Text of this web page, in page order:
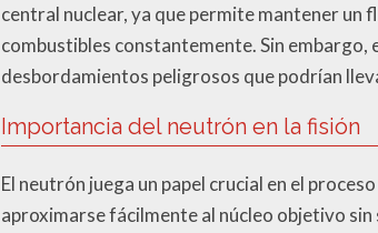
central nuclear, ya que permite mantener un
combustibles constantemente. Sin embargo,
desbordamientos peligrosos que podrían
Importancia del neutrón en la fisión
El neutrón juega un papel crucial en el
aproximarse fácilmente al núcleo objetivo